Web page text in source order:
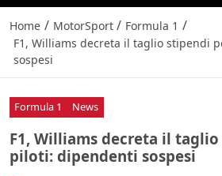
Home / MotorSport / Formula 1 /
F1, Williams decreta il taglio stipendi
sospesi
Formula 1 News
F1, Williams decreta il
piloti: dipendenti sospesi